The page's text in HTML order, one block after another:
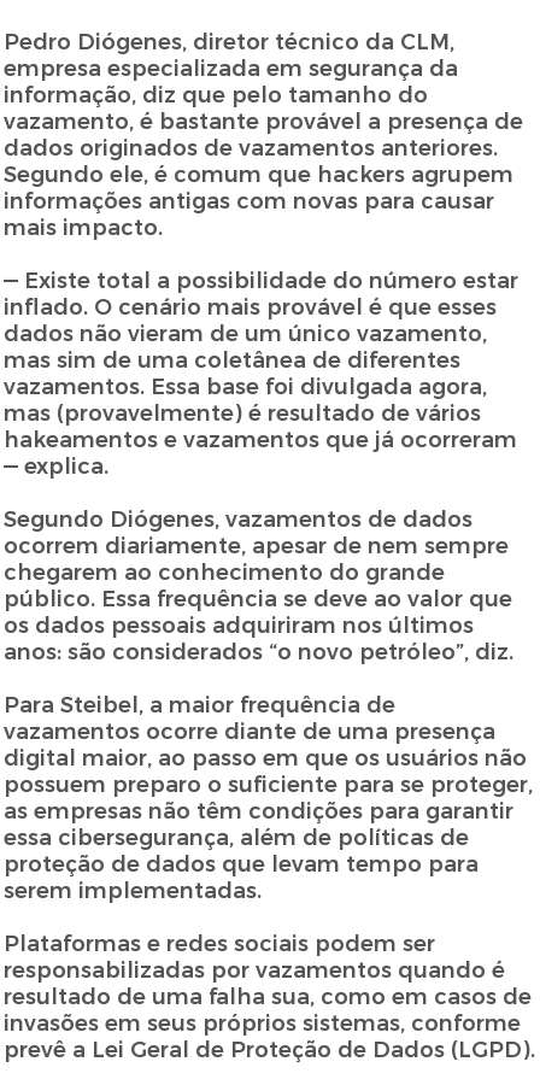
Pedro Diógenes, diretor técnico da CLM,
empresa especializada em segurança da
informação, diz que pelo tamanho do
vazamento, é bastante provável a presença de
dados originados de vazamentos anteriores.
Segundo ele, é comum que hackers agrupem
informações antigas com novas para causar
mais impacto.
— Existe total a possibilidade do número estar
inflado. O cenário mais provável é que esses
dados não vieram de um único vazamento,
mas sim de uma coletânea de diferentes
vazamentos. Essa base foi divulgada agora,
mas (provavelmente) é resultado de vários
hakeamentos e vazamentos que já ocorreram
— explica.
Segundo Diógenes, vazamentos de dados
ocorrem diariamente, apesar de nem sempre
chegarem ao conhecimento do grande
público. Essa frequência se deve ao valor que
os dados pessoais adquiriram nos últimos
anos: são considerados “o novo petróleo”, diz.
Para Steibel, a maior frequência de
vazamentos ocorre diante de uma presença
digital maior, ao passo em que os usuários não
possuem preparo o suficiente para se proteger,
as empresas não têm condições para garantir
essa cibersegurança, além de políticas de
proteção de dados que levam tempo para
serem implementadas.
Plataformas e redes sociais podem ser
responsabilizadas por vazamentos quando é
resultado de uma falha sua, como em casos de
invasões em seus próprios sistemas, conforme
prevê a Lei Geral de Proteção de Dados (LGPD).